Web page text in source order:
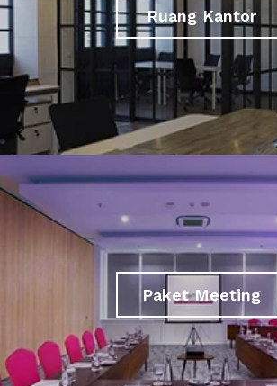
Ruang Kantor
Paket Meeting